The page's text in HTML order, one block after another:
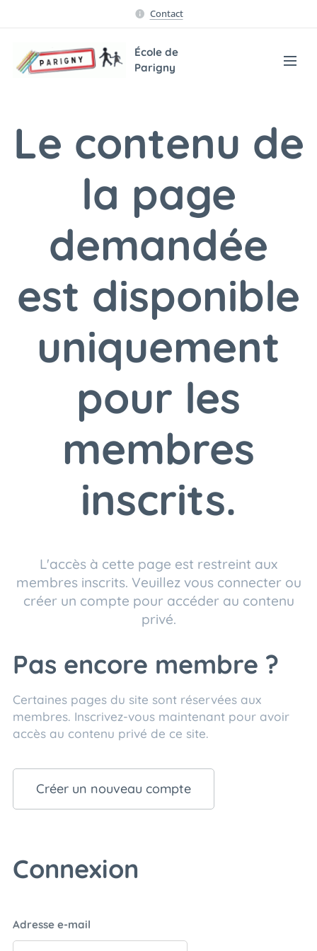
Contact
École de
Parigny
Le contenu de
la page
demandée
est disponible
uniquement
pour les
membres
inscrits.
L'accès à cette page est restreint aux
membres inscrits. Veuillez vous connecter ou
créer un compte pour accéder au contenu
privé.
Pas encore membre ?
Certaines pages du site sont réservées aux
membres. Inscrivez-vous maintenant pour avoir
accès au contenu privé de ce site.
Créer un nouveau compte
Connexion
Adresse e-mail